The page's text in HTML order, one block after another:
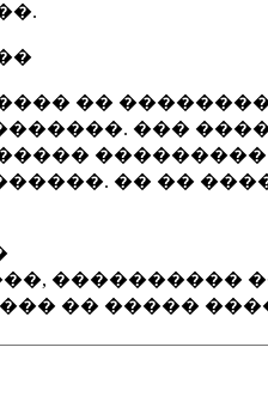
��
���
�� ��
����������
�� �����